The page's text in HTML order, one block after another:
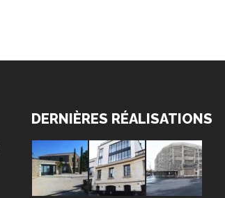
DERNIÈRES RÉALISATIONS